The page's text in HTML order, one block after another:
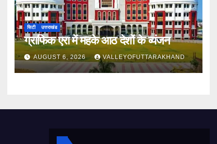
सिटी उत्तराखंड
ग्राफिक एरा में महके आठ देशों के व्यंजन
AUGUST 6, 2026 VALLEYOFUTTARAKHAND